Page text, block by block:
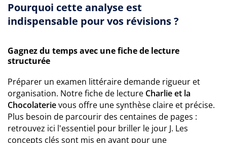
Pourquoi cette analyse est
indispensable pour vos révisions ?
Gagnez du temps avec une fiche de lecture
structurée
Préparer un examen littéraire demande rigueur et
organisation. Notre fiche de lecture Charlie et la
Chocolaterievous offre une synthèse claire et précise.
Plus besoin de parcourir des centaines de pages :
retrouvez ici l'essentiel pour briller le jour J. Les
concepts clés sont mis en avant pour une